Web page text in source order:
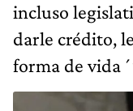
incluso
darle crédito,
forma de